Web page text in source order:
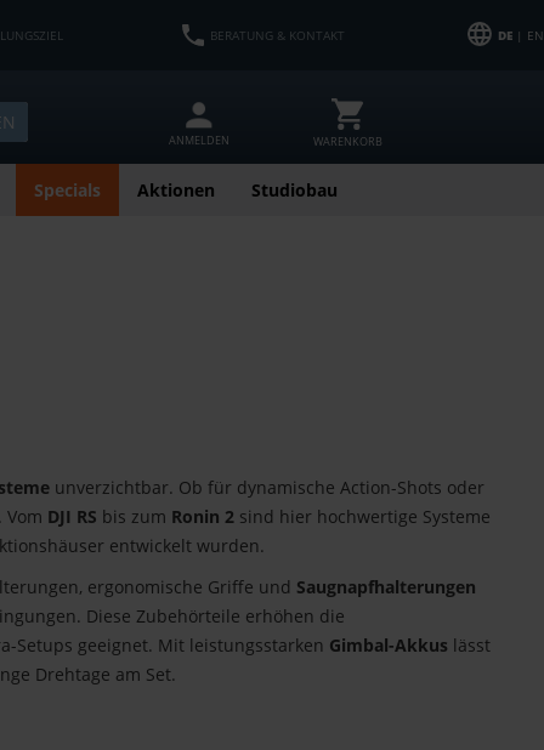
BERATUNG & KONTAKT DE| EN
ANMELDEN WARENKORB
Specials Aktionen Studiobau
unverzichtbar. Ob für dynamische Action-Shots oder
DJI RS bis zum Ronin 2 sind hier hochwertige Systeme
entwickelt wurden.
ergonomische Griffe und Saugnapfhalterungen
Diese Zubehörteile erhöhen die
Setups geeignet. Mit leistungsstarken Gimbal-Akkus lässt
Drehtage am Set.